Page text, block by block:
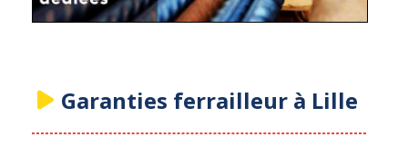
Garanties ferrailleur à Lille